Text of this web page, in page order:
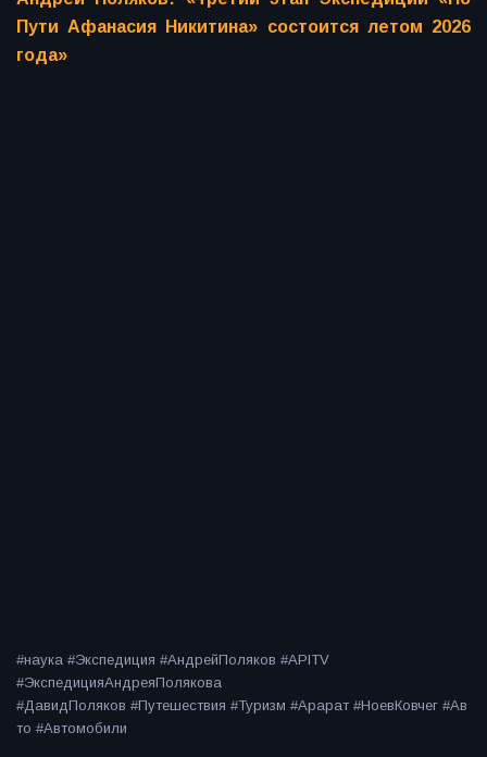
Пути Афанасия Никитина» состоится летом 2026
года»
#наука #Экспедиция #АндрейПоляков #APITV
#ЭкспедицияАндреяПолякова
#ДавидПоляков #Путешествия #Туризм #Арарат #НоевКовчег #Ав
то #Автомобили